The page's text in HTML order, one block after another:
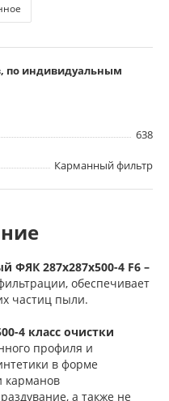
по индивидуальным
638
Карманный фильтр
287х287х500-4 F6 –
обеспечивает
частиц пыли.
4 класс очистки
профиля и
в форме
карманов
а также не